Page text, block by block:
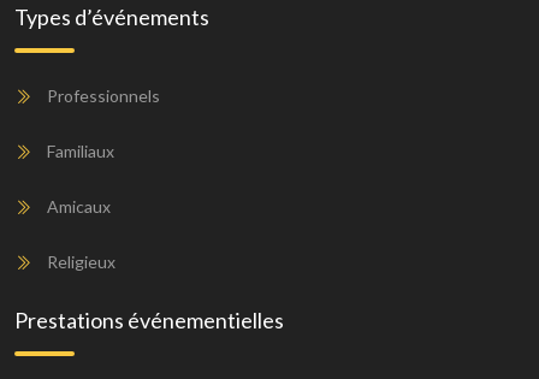
Types d’événements
Professionnels
Familiaux
Amicaux
Religieux
Prestations événementielles